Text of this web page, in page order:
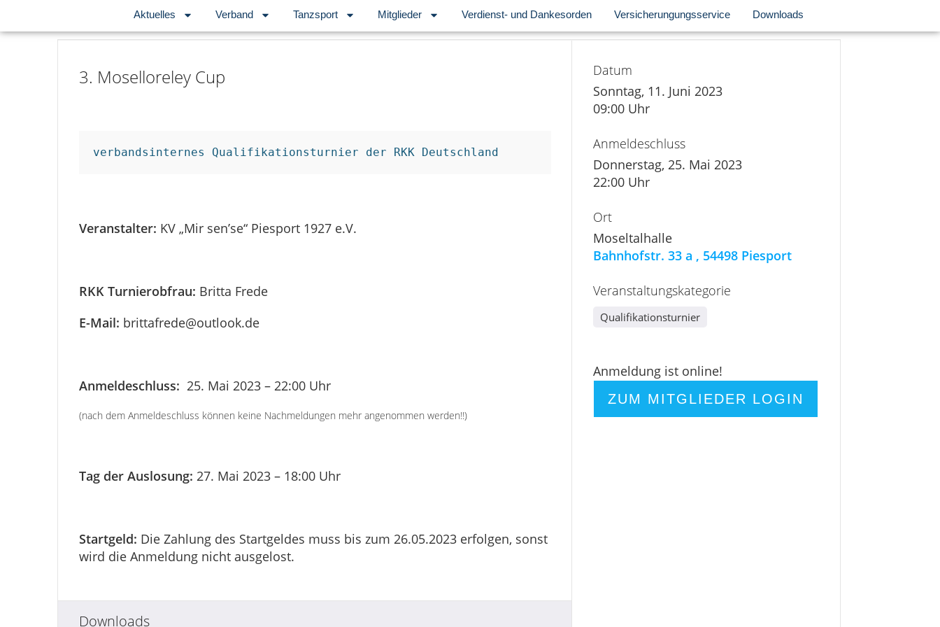
Aktuelles Verband Tanzsport Mitglieder Verdienst- und Dankesorden Versicherungungsservice Downloads
3. Moselloreley Cup
verbandsinternes Qualifikationsturnier der RKK Deutschland
Veranstalter: KV „Mir sen’se“ Piesport 1927 e.V.
RKK Turnierobfrau: Britta Frede
E-Mail: brittafrede@outlook.de
Anmeldeschluss: 25. Mai 2023 – 22:00 Uhr
(nach dem Anmeldeschluss können keine Nachmeldungen mehr angenommen werden!!)
Tag der Auslosung: 27. Mai 2023 – 18:00 Uhr
Startgeld: Die Zahlung des Startgeldes muss bis zum 26.05.2023 erfolgen, sonst
wird die Anmeldung nicht ausgelost.
Downloads
Datum
Sonntag, 11. Juni 2023
09:00 Uhr
Anmeldeschluss
Donnerstag, 25. Mai 2023
22:00 Uhr
Ort
Moseltalhalle
Bahnhofstr. 33 a , 54498 Piesport
Veranstaltungskategorie
Qualifikationsturnier
Anmeldung ist online!
ZUM MITGLIEDER LOGIN